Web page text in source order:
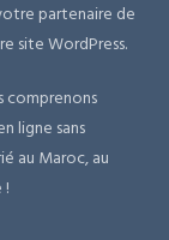
partenaire de
site WordPress.
comprenons
ligne sans
au Maroc, au
!